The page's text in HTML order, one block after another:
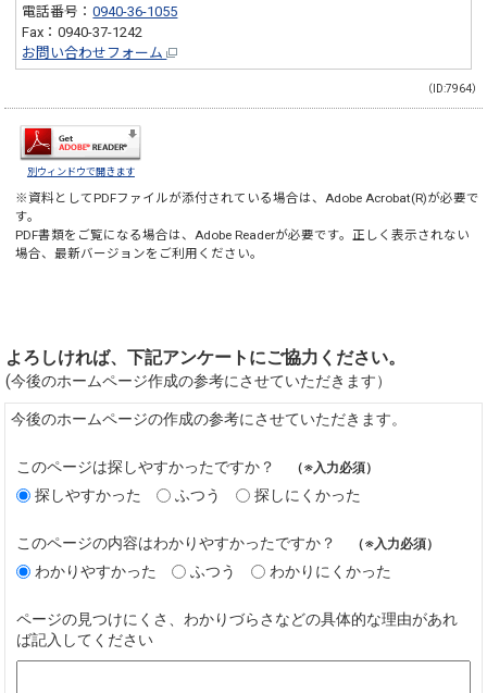
電話番号：0940-36-1055
Fax：0940-37-1242
お問い合わせフォーム
（ID:7964）
別ウィンドウで開きます
※資料としてPDFファイルが添付されている場合は、 Adobe Acrobat(R)が必要で
す。
PDF書類をご覧になる場合は、 Adobe Readerが必要です。正しく表示されない
場合、最新バージョンをご利用ください。